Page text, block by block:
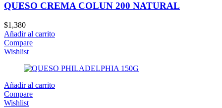
QUESO CREMA COLUN 200 NATURAL
$1,380
Añadir al carrito
Compare
Wishlist
Añadir al carrito
Compare
Wishlist